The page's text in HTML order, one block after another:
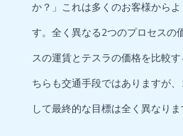
か？」これは多くのお客様から
す。全く異なる2つのプロセスの
スの運賃とテスラの価格を比較
ちらも交通手段ではありますが
して最終的な目標は全く異なりま